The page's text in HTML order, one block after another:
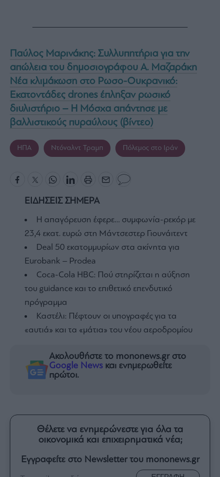
Παύλος Μαρινάκης: Συλλυπητήρια για την
απώλεια του δημοσιογράφου Α. Μαζαράκη
Νέα κλιμάκωση στο Ρωσο-Ουκρανικό:
Εκατοντάδες drones έπληξαν ρωσικό
διυλιστήριο – Η Μόσχα απάντησε με
βαλλιστικούς πυραύλους (βίντεο)
ΗΠΑ Ντόναλντ Τραμπ Πόλεμος στο Ιράν
ΕΙΔΗΣΕΙΣ ΣΗΜΕΡΑ
Η απαγόρευση έφερε… συμφωνία-ρεκόρ με
23,4 εκατ. ευρώ στη Μάντσεστερ Γιουνάιτεντ
Deal 50 εκατομμυρίων στα ακίνητα για
Eurobank – Prodea
Coca-Cola HBC: Πού στηρίζεται η αύξηση
του guidance και το επιθετικό επενδυτικό
πρόγραμμα
Καστέλι: Πέφτουν οι υπογραφές για τα
«αυτιά» και τα «μάτια» του νέου αεροδρομίου
Ακολουθήστε το mononews.gr στο
Google News και ενημερωθείτε
πρώτοι.
Θέλετε να ενημερώνεστε για όλα τα
οικονομικά και επιχειρηματικά νέα;
Εγγραφείτε στο Newsletter του mononews.gr